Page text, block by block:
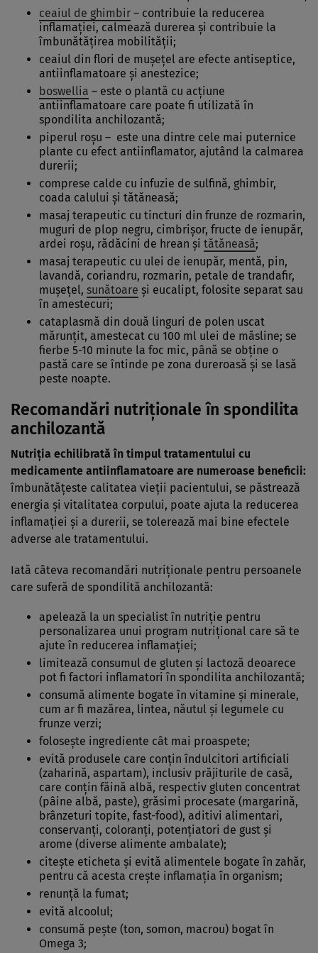
ceaiul de ghimbir – contribuie la reducerea
inflamației, calmează durerea și contribuie la
îmbunătățirea mobilității;
ceaiul din flori de muşeţel are efecte antiseptice,
antiinflamatoare şi anestezice;
boswellia – este o plantă cu acțiune
antiinflamatoare care poate fi utilizată în
spondilita anchilozantă;
piperul roșu – este una dintre cele mai puternice
plante cu efect antiinflamator, ajutând la calmarea
durerii;
comprese calde cu infuzie de sulfină, ghimbir,
coada calului şi tătăneasă;
masaj terapeutic cu tincturi din frunze de rozmarin,
muguri de plop negru, cimbrişor, fructe de ienupăr,
ardei roşu, rădăcini de hrean şi tătăneasă;
masaj terapeutic cu ulei de ienupăr, mentă, pin,
lavandă, coriandru, rozmarin, petale de trandafir,
muşeţel, sunătoare şi eucalipt, folosite separat sau
în amestecuri;
cataplasmă din două linguri de polen uscat
mărunţit, amestecat cu 100 ml ulei de măsline; se
fierbe 5-10 minute la foc mic, până se obţine o
pastă care se întinde pe zona dureroasă şi se lasă
peste noapte.
Recomandări nutriționale în spondilita
anchilozantă
Nutriția echilibrată în timpul tratamentului cu
medicamente antiinflamatoare are numeroase beneficii:
îmbunătățeste calitatea vieții pacientului, se păstrează
energia și vitalitatea corpului, poate ajuta la reducerea
inflamației și a durerii, se tolerează mai bine efectele
adverse ale tratamentului.
Iată câteva recomandări nutriționale pentru persoanele
care suferă de spondilită anchilozantă:
apelează la un specialist în nutriție pentru
personalizarea unui program nutrițional care să te
ajute în reducerea inflamației;
limitează consumul de gluten și lactoză deoarece
pot fi factori inflamatori în spondilita anchilozantă;
consumă alimente bogate în vitamine și minerale,
cum ar fi mazărea, lintea, năutul și legumele cu
frunze verzi;
folosește ingrediente cât mai proaspete;
evită produsele care conțin îndulcitori artificiali
(zaharină, aspartam), inclusiv prăjiturile de casă,
care conțin făină albă, respectiv gluten concentrat
(pâine albă, paste), grăsimi procesate (margarină,
brânzeturi topite, fast-food), aditivi alimentari,
conservanți, coloranți, potențiatori de gust și
arome (diverse alimente ambalate);
citește eticheta și evită alimentele bogate în zahăr,
pentru că acesta crește inflamația în organism;
renunță la fumat;
evită alcoolul;
consumă pește (ton, somon, macrou) bogat în
Omega 3;